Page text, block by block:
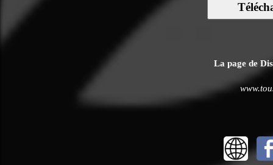
La page de